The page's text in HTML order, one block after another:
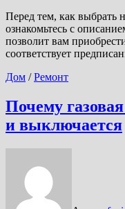
Перед тем, как выбрать
ознакомьтесь с
позволит вам
соответствует
Дом /Ремонт
Почему
и выключается